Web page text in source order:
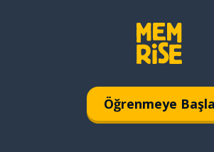
Öğrenmeye Başla